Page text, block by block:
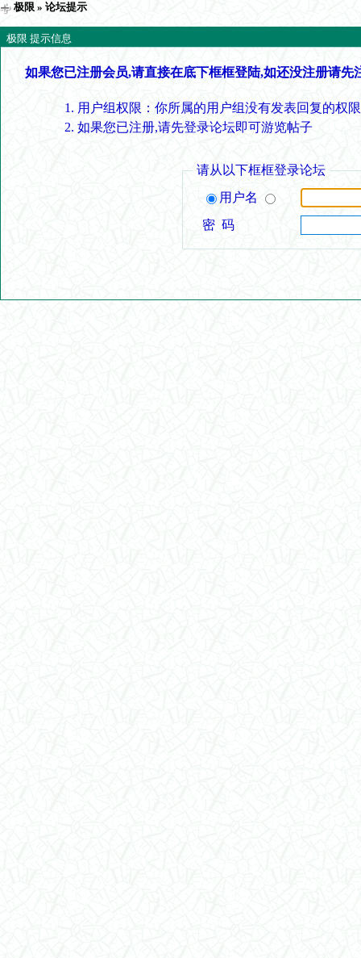
极限 » 论坛提示
极限 提示信息
如果您已注册会员,请直接在底下框框登陆,如还没注册请先
用户组权限：你所属的用户组没有发表回复的权
如果您已注册,请先登录论坛即可游览帖子
请从以下框框登录论坛
用户名
密 码